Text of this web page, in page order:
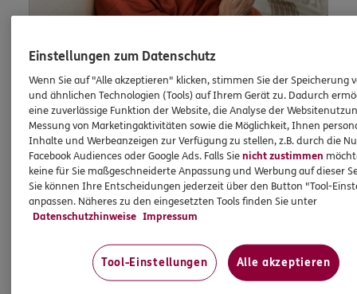
Lob und Beschwerden
Waren Sie zufrieden mit uns? Oder waren Sie
einmal nicht zufrieden? Dann können Sie uns
dies hier schildern.
Jetzt informieren
Einstellungen zum Datenschutz
Wenn Sie auf "Alle akzeptieren" klicken, stimmen Sie der Speicherung
und ähnlichen Technologien (Tools) auf Ihrem Gerät zu. Dadurch
eine zuverlässige Funktion der Website, die Analyse der
Messung von Marketingaktivitäten sowie die Möglichkeit, Ihnen
Inhalte und Werbeanzeigen zur Verfügung zu stellen, z.B. durch die
Facebook Audiences oder Google Ads. Falls Sienicht zustimmen
keine für Sie maßgeschneiderte Anpassung und Werbung auf dieser
Sie können Ihre Entscheidungen jederzeit über den Button "Tool-
anpassen. Näheres zu den eingesetzten Tools finden Sie unter
Datenschutzhinweise Impressum
Tool-Einstellungen Alle akzeptieren